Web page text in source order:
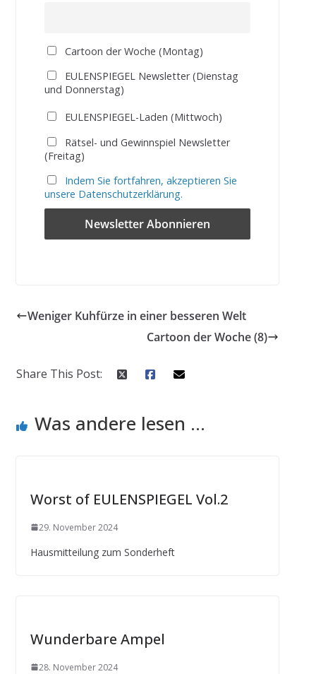
Cartoon der Woche (Montag)
EULENSPIEGEL Newsletter (Dienstag
und Donnerstag)
EULENSPIEGEL-Laden (Mittwoch)
Rätsel- und Gewinnspiel Newsletter
(Freitag)
Indem Sie fortfahren, akzeptieren Sie
unsere Datenschutzerklärung.
Weniger Kuhfürze in einer besseren Welt
Cartoon der Woche (8)
Share This Post:
Was andere lesen ...
Worst of EULENSPIEGEL Vol.2
29. November 2024
Hausmitteilung zum Sonderheft
Wunderbare Ampel
28. November 2024